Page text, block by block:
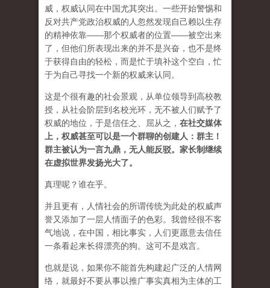
威，权威认同在中国尤其突出。一些开始警惕和
反对共产党政治权威的人忽然发现自己赖以生存
的精神依靠——那个权威者的位置——被空出来
了，但他们所表现出来的并不是兴奋，也不是终
于获得自由的轻松，而是忙于填补这个空白，忙
于为自己寻找一个新的权威来认同。
这是个很有趣的社会景观，从单位领导到高校教
授，从社会阶层到名校光环，无不被人们赋予了
权威的地位，于是信任之、屈从之， 在社交媒体
上，权威甚至可以是一个群聊的创建人：群主！
群主被认为一言九鼎，无人能反驳。家长制继续
在虚拟世界发扬光大了。
真理呢？谁在乎。
并且更有，人情社会的所谓传统为此处的权威声
誉又添加了一层人情面子的色彩。我曾经很不客
气地说，在中国，相比事实，人们更愿意去信任
一条看起来长得漂亮的狗。这可不是戏言。
也就是说，如果你不能首先构建起广泛的人情网
络，就最好不要从事以推广事实真相为主体的工